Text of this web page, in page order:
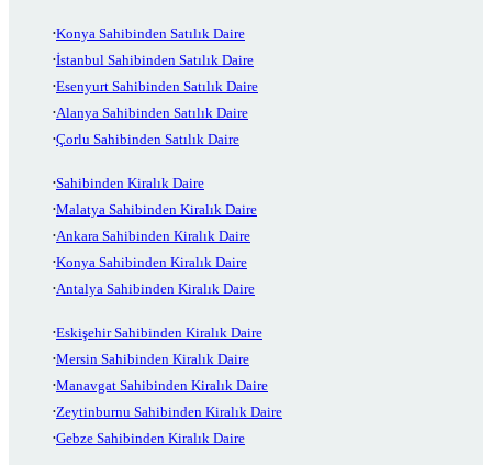
Konya Sahibinden Satılık Daire
İstanbul Sahibinden Satılık Daire
Esenyurt Sahibinden Satılık Daire
Alanya Sahibinden Satılık Daire
Çorlu Sahibinden Satılık Daire
Sahibinden Kiralık Daire
Malatya Sahibinden Kiralık Daire
Ankara Sahibinden Kiralık Daire
Konya Sahibinden Kiralık Daire
Antalya Sahibinden Kiralık Daire
Eskişehir Sahibinden Kiralık Daire
Mersin Sahibinden Kiralık Daire
Manavgat Sahibinden Kiralık Daire
Zeytinburnu Sahibinden Kiralık Daire
Gebze Sahibinden Kiralık Daire